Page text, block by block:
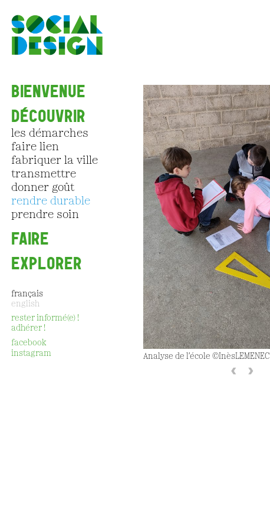
BIENVENUE
DÉCOUVRIR
les démarches
faire lien
fabriquer la ville
transmettre
donner goût
rendre durable
prendre soin
FAIRE
EXPLORER
français
english
rester informé(e) !
adhérer !
CONTACT
facebook
instagram
Analyse de l'école ©InèsLEMENEC
‹ ›